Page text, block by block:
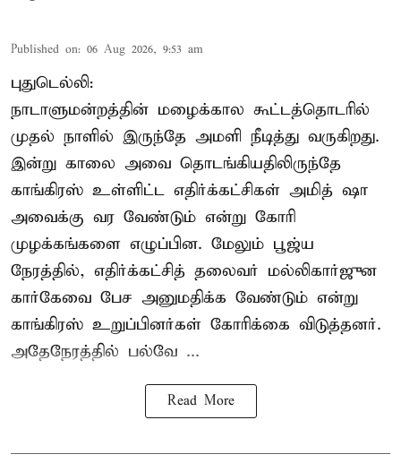
Published on: 06 Aug 2026, 9:53 am
புதுடெல்லி:
நாடாளுமன்றத்தின் மழைக்கால கூட்டத்தொடரில்
முதல் நாளில் இருந்தே அமளி நீடித்து வருகிறது.
இன்று காலை அவை தொடங்கியதிலிருந்தே
காங்கிரஸ் உள்ளிட்ட எதிர்க்கட்சிகள் அமித் ஷா
அவைக்கு வர வேண்டும் என்று கோரி
முழக்கங்களை எழுப்பின. மேலும் பூஜ்ய
நேரத்தில், எதிர்க்கட்சித் தலைவர் மல்லிகார்ஜுன
கார்கேவை பேச அனுமதிக்க வேண்டும் என்று
காங்கிரஸ் உறுப்பினர்கள் கோரிக்கை விடுத்தனர்.
அதேநேரத்தில் பல்வே ...
Read More